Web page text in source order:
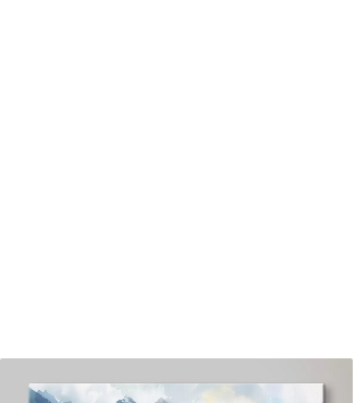
✓
✓Rezistent la decolorare
✓
✓